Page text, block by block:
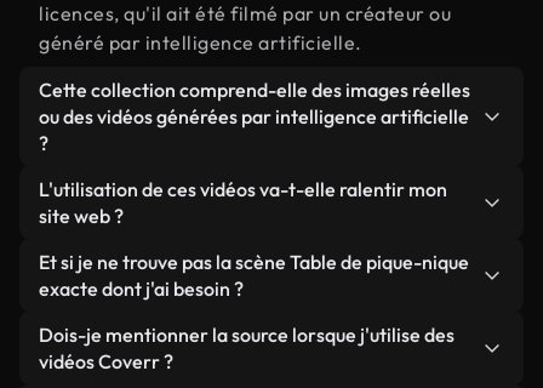
licences, qu'il ait été filmé par un créateur ou
généré par intelligence artificielle.
Cette collection comprend-elle des images réelles
ou des vidéos générées par intelligence artificielle
?
Les deux. Il s'agit d'une bibliothèque hybride
composée de véritables images filmées par des
de vidéos générées par IA. Chaque vidéo est
clairement identifiée afin que vous sachiez
toujours ce que vous utilisez.
L'utilisation de ces vidéos va-t-elle ralentir mon
site web ?
Sauf si vous choisissez nos versions optimisées.
Nous proposons des formats légers, prêts pour le
ils conservent une qualité élevée tout en
minimisant les temps de chargement et en
Et si je ne trouve pas la scène Table de pique-nique
exacte dont j'ai besoin ?
Vous pouvez en créer une instantanément avec
Coverr AI Studio. Il vous suffit de décrire la scène,
Dois-je mentionner la source lorsque j'utilise des
vidéos Coverr ?